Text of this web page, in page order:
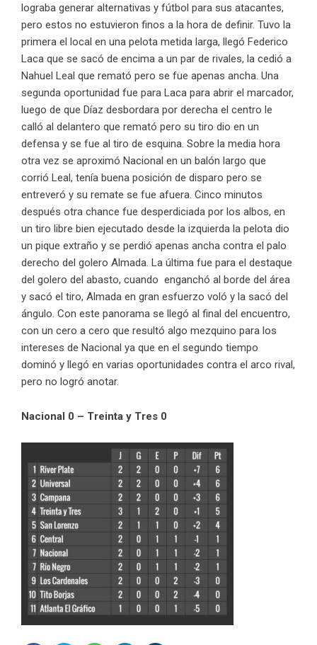
lograba generar alternativas y fútbol para sus atacantes,
pero estos no estuvieron finos a la hora de definir. Tuvo la
primera el local en una pelota metida larga, llegó Federico
Laca que se sacó de encima a un par de rivales, la cedió a
Nahuel Leal que remató pero se fue apenas ancha. Una
segunda oportunidad fue para Laca para abrir el marcador,
luego de que Díaz desbordara por derecha el centro le
calló al delantero que remató pero su tiro dio en un
defensa y se fue al tiro de esquina. Sobre la media hora
otra vez se aproximó Nacional en un balón largo que
corrió Leal, tenía buena posición de disparo pero se
entreveró y su remate se fue afuera. Cinco minutos
después otra chance fue desperdiciada por los albos, en
un tiro libre bien ejecutado desde la izquierda la pelota dio
un pique extraño y se perdió apenas ancha contra el palo
derecho del golero Almada. La última fue para el destaque
del golero del abasto, cuando enganchó al borde del área
y sacó el tiro, Almada en gran esfuerzo voló y la sacó del
ángulo. Con este panorama se llegó al final del encuentro,
con un cero a cero que resultó algo mezquino para los
intereses de Nacional ya que en el segundo tiempo
dominó y llegó en varias oportunidades contra el arco rival,
pero no logró anotar.
Nacional 0 – Treinta y Tres 0